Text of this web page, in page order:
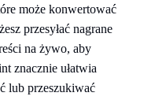
może konwertować
przesyłać nagrane
na żywo, aby
znacznie ułatwia
lub przeszukiwać